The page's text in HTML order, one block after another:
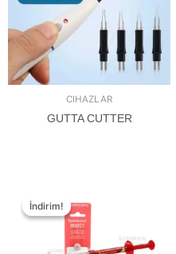
CIHAZLAR
GUTTA CUTTER
İndirim!
İndirim!